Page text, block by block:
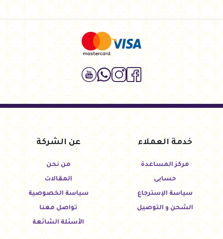
خدمة العملاء
مركز المساعدة
حسابى
سياسة الإسترجاع
الشحن و التوصيل
عن الشركة
من نحن
المقالات
سياسة الخصوصية
تواصل معنا
الأسئلة الشائعة